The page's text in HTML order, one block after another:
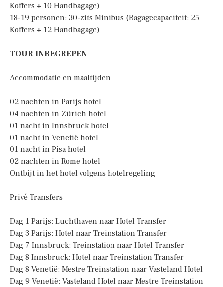
Koffers + 10 Handbagage)
18-19 personen: 30-zits Minibus (Bagagecapaciteit: 25
Koffers + 12 Handbagage)
TOUR INBEGREPEN
Accommodatie en maaltijden
02 nachten in Parijs hotel
04 nachten in Zürich hotel
01 nacht in Innsbruck hotel
01 nacht in Venetië hotel
01 nacht in Pisa hotel
02 nachten in Rome hotel
Ontbijt in het hotel volgens hotelregeling
Privé Transfers
Dag 1 Parijs: Luchthaven naar Hotel Transfer
Dag 3 Parijs: Hotel naar Treinstation Transfer
Dag 7 Innsbruck: Treinstation naar Hotel Transfer
Dag 8 Innsbruck: Hotel naar Treinstation Transfer
Dag 8 Venetië: Mestre Treinstation naar Vasteland Hotel
Dag 9 Venetië: Vasteland Hotel naar Mestre Treinstation